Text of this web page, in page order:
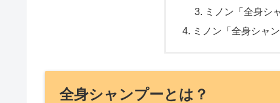
ミノン「全身シ
ミノン「全身シャ
全身シャンプーとは？